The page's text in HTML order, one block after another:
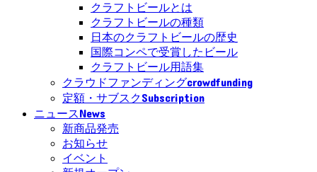
クラフトビールとは
クラフトビールの種類
日本のクラフトビールの歴史
国際コンペで受賞したビール
クラフトビール用語集
クラウドファンディングcrowdfunding
定額・サブスクSubscription
ニュースNews
新商品発売
お知らせ
イベント